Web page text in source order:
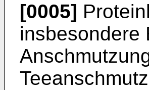
[0005]
insbesondere